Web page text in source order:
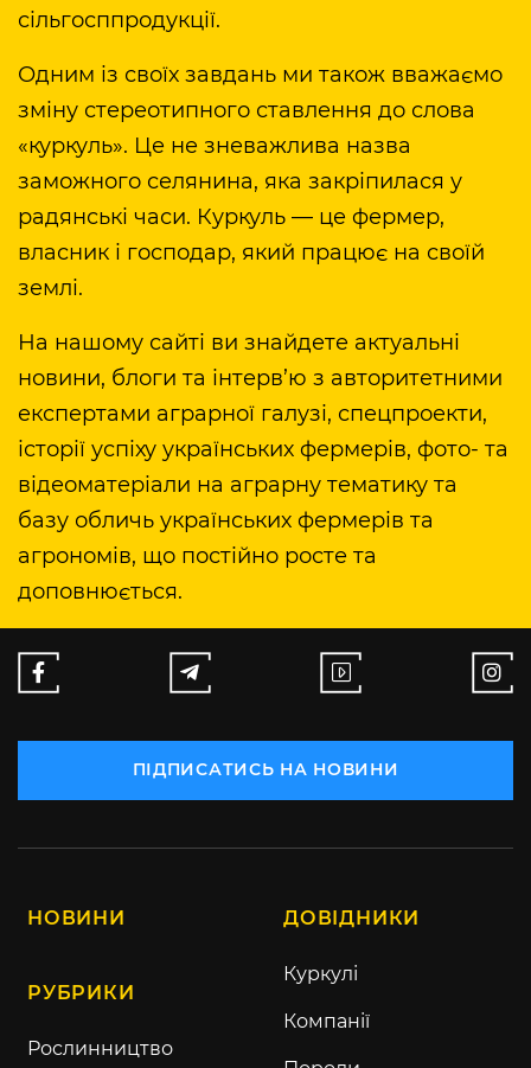
сільгосппродукції.
Одним із своїх завдань ми також вважаємо
зміну стереотипного ставлення до слова
«куркуль». Це не зневажлива назва
заможного селянина, яка закріпилася у
радянські часи. Куркуль — це фермер,
власник і господар, який працює на своїй
землі.
На нашому сайті ви знайдете актуальні
новини, блоги та інтерв’ю з авторитетними
експертами аграрної галузі, спецпроекти,
історії успіху українських фермерів, фото- та
відеоматеріали на аграрну тематику та
базу обличь українських фермерів та
агрономів, що постійно росте та
доповнюється.
ПІДПИСАТИСЬ НА НОВИНИ
НОВИНИ
РУБРИКИ
Рослинництво
ДОВІДНИКИ
Куркулі
Компанії